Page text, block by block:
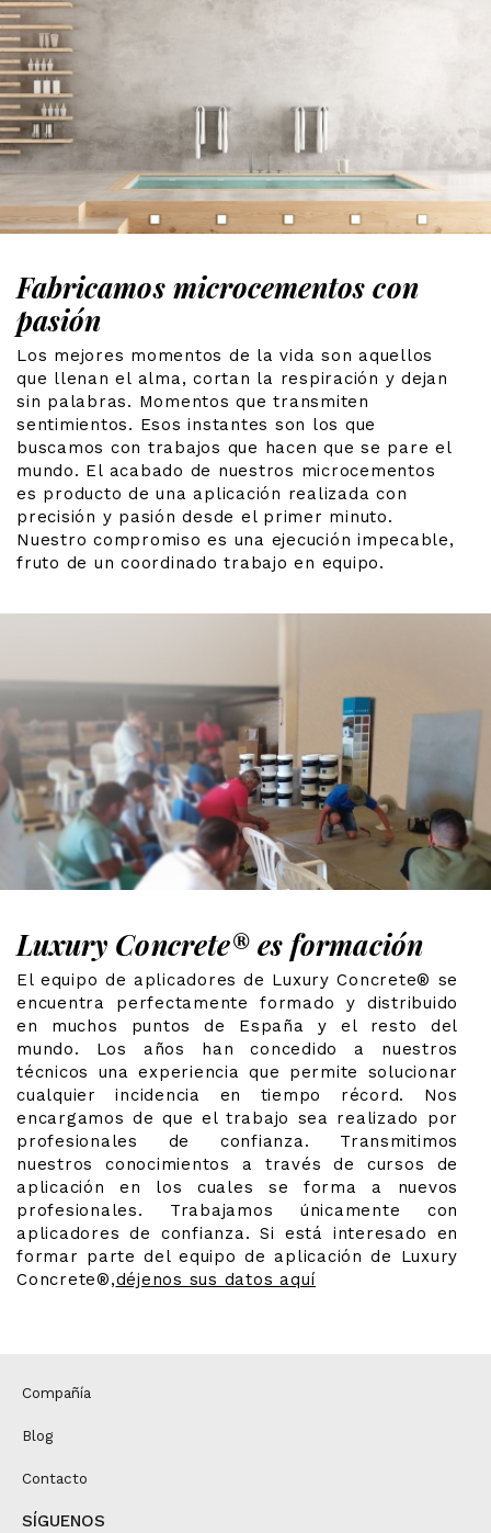
Fabricamos microcementos con
pasión
Los mejores momentos de la vida son aquellos
que llenan el alma, cortan la respiración y dejan
sin palabras. Momentos que transmiten
sentimientos. Esos instantes son los que
buscamos con trabajos que hacen que se pare el
mundo. El acabado de nuestros microcementos
es producto de una aplicación realizada con
precisión y pasión desde el primer minuto.
Nuestro compromiso es una ejecución impecable,
fruto de un coordinado trabajo en equipo.
Luxury Concrete®es formación
El equipo de aplicadores de Luxury Concrete® se
encuentra perfectamente formado y distribuido
en muchos puntos de España y el resto del
mundo. Los años han concedido a nuestros
técnicos una experiencia que permite solucionar
cualquier incidencia en tiempo récord. Nos
encargamos de que el trabajo sea realizado por
profesionales de confianza. Transmitimos
nuestros conocimientos a través de cursos de
aplicación en los cuales se forma a nuevos
profesionales. Trabajamos únicamente con
aplicadores de confianza. Si está interesado en
formar parte del equipo de aplicación de Luxury
Concrete®,déjenos sus datos aquí
Compañía
Blog
Contacto
SÍGUENOS